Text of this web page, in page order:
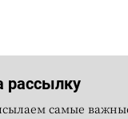
рассылку
самые